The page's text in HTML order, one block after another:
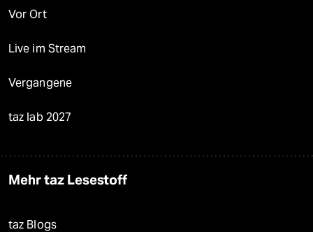
Vor Ort
Live im Stream
Vergangene
taz lab 2027
Mehr taz Lesestoff
taz Blogs